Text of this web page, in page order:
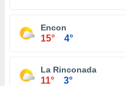
Encon
15° 4°
La Rinconada
11° 3°